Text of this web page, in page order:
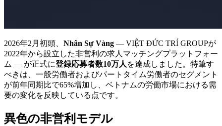
2026年2月初頭、 Nhân Sự Vàng — VIỆT ĐỨC TRÍ GROUPが
2022年から設立した非営利の求人マッチングプラットフォー
ム — が正式に登録応募者数10万人 を達成しました。特筆す
べきは、一般労働者およびパートタイム労働者のセグメント
が前年同期比で65%増加し、ベトナムの労働市場における需
要の変化を反映している点です。
異色の非営利モデル